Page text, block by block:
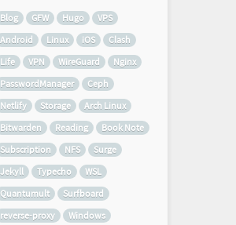
Blog GFW Hugo
VPS
Android
Linux iOS
Clash
Life
VPN WireGuard
Nginx
PasswordManager
Ceph
Netlify
Storage
Arch Linux
Bitwarden
Reading
Book Note
Subscription
NFS
Surge
Jekyll
Typecho
WSL
Quantumult
Surfboard
reverse-proxy
Windows